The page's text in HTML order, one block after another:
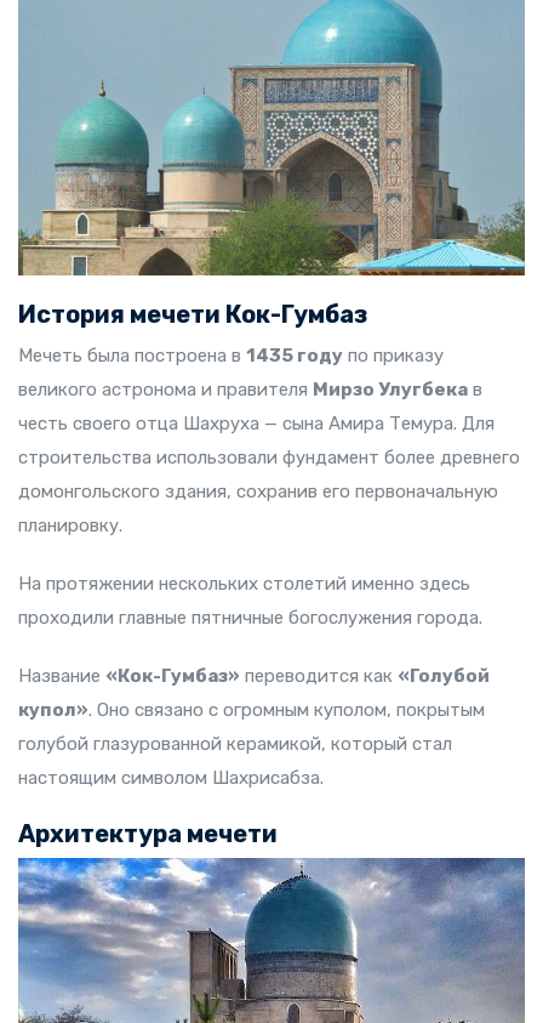
История мечети Кок-Гумбаз
Мечеть была построена в 1435 году по приказу
великого астронома и правителя Мирзо Улугбека в
честь своего отца Шахруха — сына Амира Темура. Для
строительства использовали фундамент более древнего
домонгольского здания, сохранив его первоначальную
планировку.
На протяжении нескольких столетий именно здесь
проходили главные пятничные богослужения города.
Название «Кок-Гумбаз» переводится как «Голубой
купол». Оно связано с огромным куполом, покрытым
голубой глазурованной керамикой, который стал
настоящим символом Шахрисабза.
Архитектура мечети